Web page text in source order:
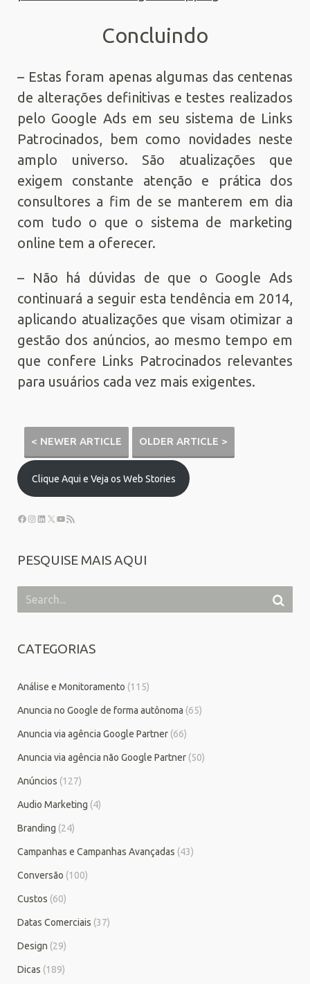
Concluindo
– Estas foram apenas algumas das centenas
de alterações definitivas e testes realizados
pelo Google Ads em seu sistema de Links
Patrocinados, bem como novidades neste
amplo universo. São atualizações que
exigem constante atenção e prática dos
consultores a fim de se manterem em dia
com tudo o que o sistema de marketing
online tem a oferecer.
– Não há dúvidas de que o Google Ads
continuará a seguir esta tendência em 2014,
aplicando atualizações que visam otimizar a
gestão dos anúncios, ao mesmo tempo em
que confere Links Patrocinados relevantes
para usuários cada vez mais exigentes.
< NEWER ARTICLE OLDER ARTICLE >
Clique Aqui e Veja os Web Stories
PESQUISE MAIS AQUI
CATEGORIAS
Análise e Monitoramento (115)
Anuncia no Google de forma autônoma (65)
Anuncia via agência Google Partner (66)
Anuncia via agência não Google Partner (50)
Anúncios (127)
Audio Marketing (4)
Branding (24)
Campanhas e Campanhas Avançadas (43)
Conversão (100)
Custos (60)
Datas Comerciais (37)
Design (29)
Dicas (189)